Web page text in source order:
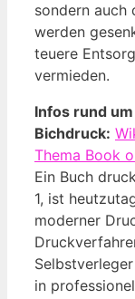
sondern auch
werden
teuere
vermieden.
Infos rund
Bichdruck:
Thema Book
Ein‍ Buch
1, ist
moderner
in